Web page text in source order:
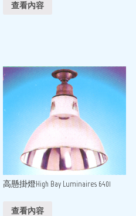
查看內容
高懸掛燈High Bay Luminaires 6401
查看內容